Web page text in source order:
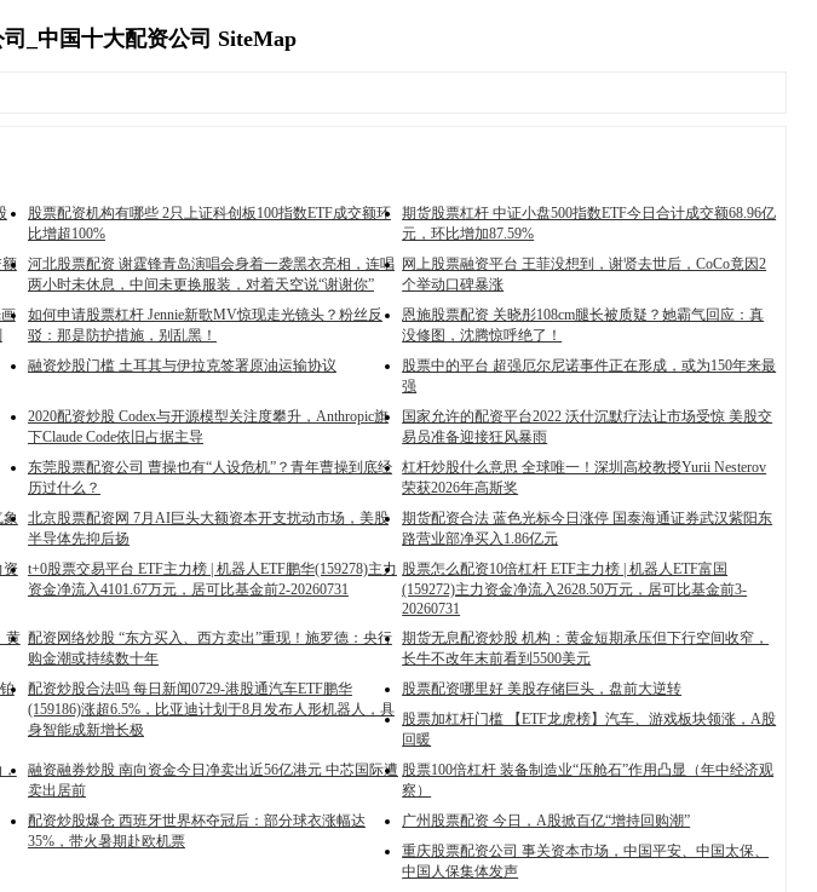
_中国十大配资公司 SiteMap
股票配资机构有哪些 2只上证科创板100指数ETF成交额环
比增超100%
期货股票杠杆 中证小盘500指数ETF今日合计成交额68.96亿
元，环比增加87.59%
河北股票配资 谢霆锋青岛演唱会身着一袭黑衣亮相，连唱
两小时未休息，中间未更换服装，对着天空说“谢谢你”
网上股票融资平台 王菲没想到，谢贤去世后，CoCo竟因2
个举动口碑暴涨
如何申请股票杠杆 Jennie新歌MV惊现走光镜头？粉丝反
驳：那是防护措施，别乱黑！
恩施股票配资 关晓彤108cm腿长被质疑？她霸气回应：真
没修图，沈腾惊呼绝了！
融资炒股门槛 土耳其与伊拉克签署原油运输协议
股票中的平台 超强厄尔尼诺事件正在形成，或为150年来最
强
2020配资炒股 Codex与开源模型关注度攀升，Anthropic旗
下Claude Code依旧占据主导
国家允许的配资平台2022 沃什沉默疗法让市场受惊 美股交
易员准备迎接狂风暴雨
东莞股票配资公司 曹操也有“人设危机”？青年曹操到底经
历过什么？
杠杆炒股什么意思 全球唯一！深圳高校教授Yurii Nesterov
荣获2026年高斯奖
象
北京股票配资网 7月AI巨头大额资本开支扰动市场，美股
半导体先抑后扬
期货配资合法 蓝色光标今日涨停 国泰海通证券武汉紫阳东
路营业部净买入1.86亿元
资 t+0股票交易平台 ETF主力榜 | 机器人ETF鹏华(159278)主力
资金净流入4101.67万元，居可比基金前2-20260731
股票怎么配资10倍杠杆 ETF主力榜 | 机器人ETF富国
(159272)主力资金净流入2628.50万元，居可比基金前3-
20260731
黄 配资网络炒股 “东方买入、西方卖出”重现！施罗德：央行
购金潮或持续数十年
期货无息配资炒股 机构：黄金短期承压但下行空间收窄，
长牛不改年末前看到5500美元
配资炒股合法吗 每日新闻0729-港股通汽车ETF鹏华
(159186)涨超6.5%，比亚迪计划于8月发布人形机器人，具
身智能成新增长极
股票配资哪里好 美股存储巨头，盘前大逆转
股票加杠杆门槛 【ETF龙虎榜】汽车、游戏板块领涨，A股
回暖
融资融券炒股 南向资金今日净卖出近56亿港元 中芯国际遭
卖出居前
股票100倍杠杆 装备制造业“压舱石”作用凸显（年中经济观
察）
配资炒股爆仓 西班牙世界杯夺冠后：部分球衣涨幅达
35%，带火暑期赴欧机票
广州股票配资 今日，A股掀百亿“增持回购潮”
重庆股票配资公司 事关资本市场，中国平安、中国太保、
中国人保集体发声